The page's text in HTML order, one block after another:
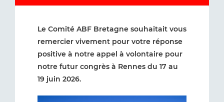
Le Comité ABF Bretagne souhaitait vous
remercier vivement pour votre réponse
positive à notre appel à volontaire pour
notre futur congrès à Rennes du 17 au
19 juin 2026.